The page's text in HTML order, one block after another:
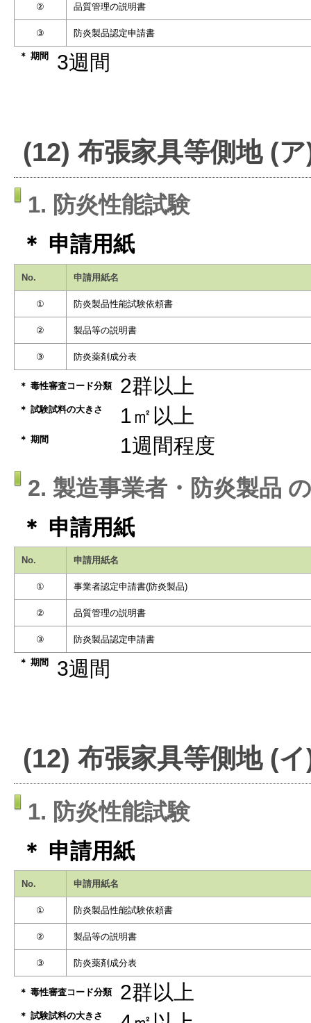
② 品質管理の説明書
③ 防炎製品認定申請書
＊ 期間 3週間
(12) 布張家具等側地 (
1. 防炎性能試験
＊ 申請用紙
No. 申請用紙名
① 防炎製品性能試験依頼書
② 製品等の説明書
③ 防炎薬剤成分表
＊ 毒性審査コード分類 2群以上
＊ 試験試料の大きさ 1㎡以上
＊ 期間 1週間程度
2. 製造事業者・防炎製品
＊ 申請用紙
No. 申請用紙名
① 事業者認定申請書(防炎製品)
② 品質管理の説明書
③ 防炎製品認定申請書
＊ 期間 3週間
(12) 布張家具等側地 (
1. 防炎性能試験
＊ 申請用紙
No. 申請用紙名
① 防炎製品性能試験依頼書
② 製品等の説明書
③ 防炎薬剤成分表
＊ 毒性審査コード分類 2群以上
＊ 試験試料の大きさ